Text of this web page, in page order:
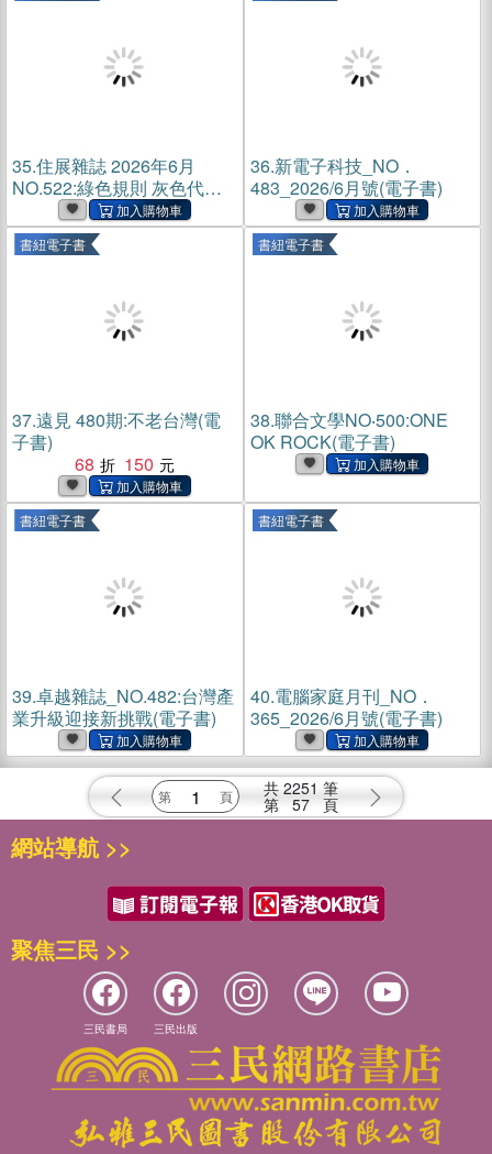
35.住展雜誌 2026年6月
NO.522:綠色規則 灰色代價
(電子書)
36.新電子科技_NO．
483_2026/6月號(電子書)
書紐電子書
37.遠見 480期:不老台灣(電
子書)
68
150
書紐電子書
38.聯合文學NO‧500:ONE
OK ROCK(電子書)
書紐電子書
39.卓越雜誌_NO.482:台灣產
業升級迎接新挑戰(電子書)
書紐電子書
40.電腦家庭月刊_NO．
365_2026/6月號(電子書)
共 2251 筆
第 57 頁
網站導航 >>
聚焦三民 >>
三民書局 三民出版